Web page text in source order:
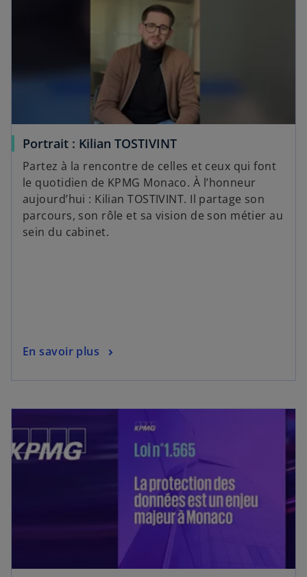
Portrait : Kilian TOSTIVINT
Partez à la rencontre de celles et ceux qui font
le quotidien de KPMG Monaco. À l’honneur
aujourd’hui : Kilian TOSTIVINT. Il partage son
parcours, son rôle et sa vision de son métier au
sein du cabinet.
En savoir plus